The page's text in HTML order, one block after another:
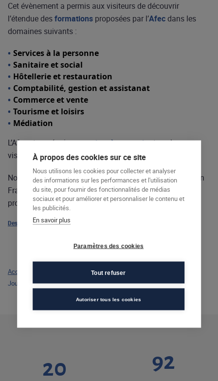
Cet évènement a permis aux visiteurs de découvrir
l’étendue desformations proposées par l’Afecdans les
domaines suivants :
Services à la personne
Sanitaire et social
Hôtellerie et restauration
Comptabilité, gestion et assistanat
Commerce et vente
Tourisme et loisirs
Médiation
L’Afec et ses équipestenaient à remerciertous les
visiteurs de cette journée« Portes Ouvertes »
Nous vous accueillons dans noscentres de formation
en
France afin de vous guider dans votre carrière
professionnelle grâce à laformation pour adultes.
Designed by Freepik
20 92
Accueil
Journée portes ouvertes sur la formation professionnelle à l’Afec
À propos des cookies sur ce site
Nous utilisons les cookies pour collecter et analyser
des informations sur les performances et l'utilisation
du site, pour fournir des fonctionnalités de médias
sociaux et pour améliorer et personnaliser le contenu et
les publicités.
En savoir plus
Paramètres des cookies
Tout refuser
Autoriser tous les cookies